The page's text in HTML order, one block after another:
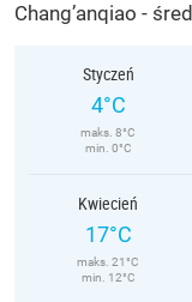
Chang’anqiao -
Styczeń
4°C
maks. 8°C
min. 0°C
Kwiecień
17°C
maks. 21°C
min. 12°C